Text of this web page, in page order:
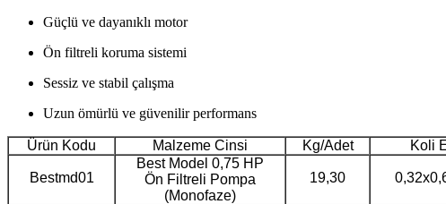
Güçlü ve dayanıklı motor
Ön filtreli koruma sistemi
Sessiz ve stabil çalışma
Uzun ömürlü ve güvenilir performans
Ürün Kodu Malzeme Cinsi Kg/Adet Koli
Bestmd01
Best Model 0,75 HP
Ön Filtreli Pompa
(Monofaze)
19,30